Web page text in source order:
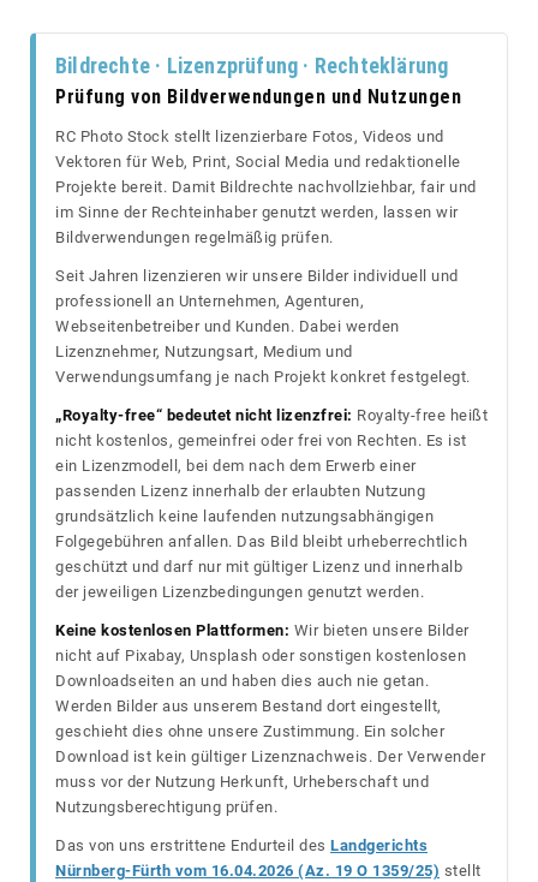
Bildrechte · Lizenzprüfung · Rechteklärung
Prüfung von Bildverwendungen und Nutzungen
RC Photo Stock stellt lizenzierbare Fotos, Videos und
Vektoren für Web, Print, Social Media und redaktionelle
Projekte bereit. Damit Bildrechte nachvollziehbar, fair und
im Sinne der Rechteinhaber genutzt werden, lassen wir
Bildverwendungen regelmäßig prüfen.
Seit Jahren lizenzieren wir unsere Bilder individuell und
professionell an Unternehmen, Agenturen,
Webseitenbetreiber und Kunden. Dabei werden
Lizenznehmer, Nutzungsart, Medium und
Verwendungsumfang je nach Projekt konkret festgelegt.
„Royalty-free“ bedeutet nicht lizenzfrei: Royalty-free heißt
nicht kostenlos, gemeinfrei oder frei von Rechten. Es ist
ein Lizenzmodell, bei dem nach dem Erwerb einer
passenden Lizenz innerhalb der erlaubten Nutzung
grundsätzlich keine laufenden nutzungsabhängigen
Folgegebühren anfallen. Das Bild bleibt urheberrechtlich
geschützt und darf nur mit gültiger Lizenz und innerhalb
der jeweiligen Lizenzbedingungen genutzt werden.
Keine kostenlosen Plattformen: Wir bieten unsere Bilder
nicht auf Pixabay, Unsplash oder sonstigen kostenlosen
Downloadseiten an und haben dies auch nie getan.
Werden Bilder aus unserem Bestand dort eingestellt,
geschieht dies ohne unsere Zustimmung. Ein solcher
Download ist kein gültiger Lizenznachweis. Der Verwender
muss vor der Nutzung Herkunft, Urheberschaft und
Nutzungsberechtigung prüfen.
Das von uns erstrittene Endurteil des Landgerichts
Nürnberg-Fürth vom 16.04.2026 (Az. 19 O 1359/25) stellt